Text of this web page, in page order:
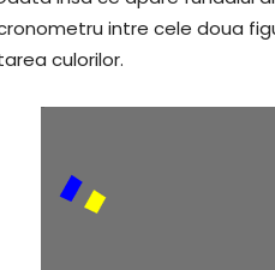
intre cele doua
culorilor.